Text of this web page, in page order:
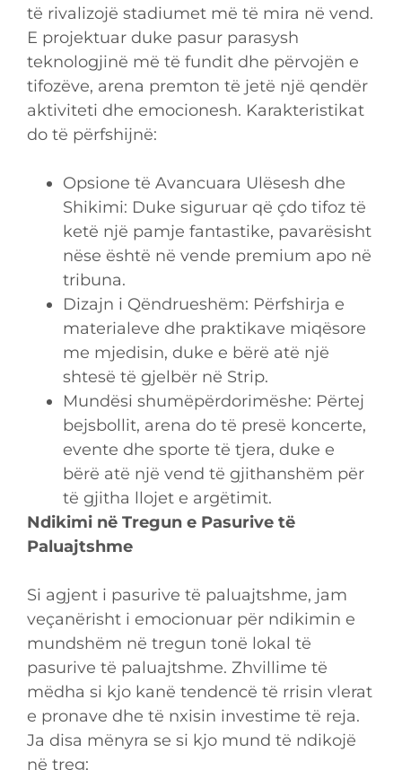
të rivalizojë stadiumet më të mira në vend.
E projektuar duke pasur parasysh
teknologjinë më të fundit dhe përvojën e
tifozëve, arena premton të jetë një qendër
aktiviteti dhe emocionesh. Karakteristikat
do të përfshijnë:
Opsione të Avancuara Ulësesh dhe
Shikimi: Duke siguruar që çdo tifoz të
ketë një pamje fantastike, pavarësisht
nëse është në vende premium apo në
tribuna.
Dizajn i Qëndrueshëm: Përfshirja e
materialeve dhe praktikave miqësore
me mjedisin, duke e bërë atë një
shtesë të gjelbër në Strip.
Mundësi shumëpërdorimëshe: Përtej
bejsbollit, arena do të presë koncerte,
evente dhe sporte të tjera, duke e
bërë atë një vend të gjithanshëm për
të gjitha llojet e argëtimit.
Ndikimi në Tregun e Pasurive të
Paluajtshme
Si agjent i pasurive të paluajtshme, jam
veçanërisht i emocionuar për ndikimin e
mundshëm në tregun tonë lokal të
pasurive të paluajtshme. Zhvillime të
mëdha si kjo kanë tendencë të rrisin vlerat
e pronave dhe të nxisin investime të reja.
Ja disa mënyra se si kjo mund të ndikojë
në treg: